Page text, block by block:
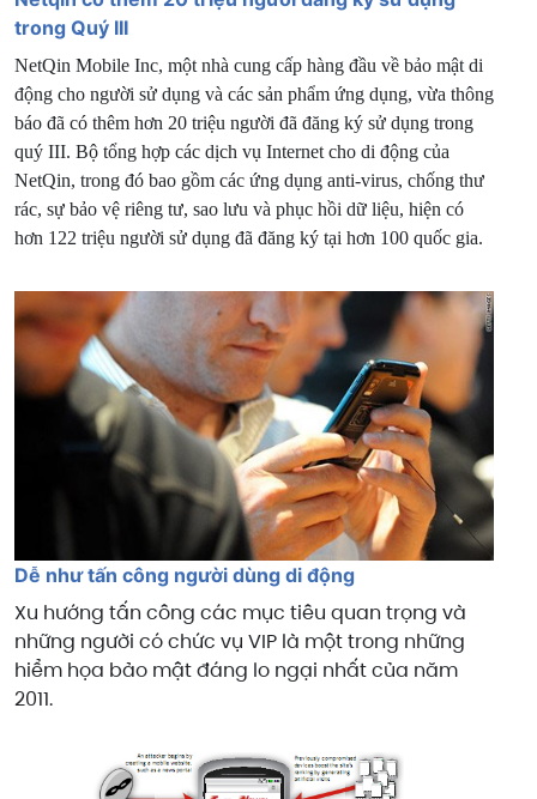
trong Quý III
NetQin Mobile Inc, một nhà cung cấp hàng đầu về bảo mật di
động cho người sử dụng và các sản phẩm ứng dụng, vừa thông
báo đã có thêm hơn 20 triệu người đã đăng ký sử dụng trong
quý III. Bộ tổng hợp các dịch vụ Internet cho di động của
NetQin, trong đó bao gồm các ứng dụng anti-virus, chống thư
rác, sự bảo vệ riêng tư, sao lưu và phục hồi dữ liệu, hiện có
hơn 122 triệu người sử dụng đã đăng ký tại hơn 100 quốc gia.
Dễ như tấn công người dùng di động
Xu hướng tấn công các mục tiêu quan trọng và
những người có chức vụ VIP là một trong những
hiểm họa bảo mật đáng lo ngại nhất của năm
2011.